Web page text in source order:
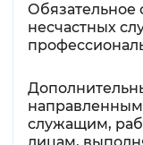
Обязательное
несчастных
служащим,